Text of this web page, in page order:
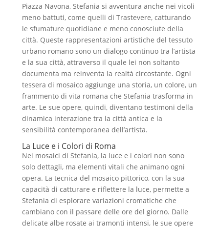
Piazza Navona, Stefania si avventura anche nei vicoli
meno battuti, come quelli di Trastevere, catturando
le sfumature quotidiane e meno conosciute della
città. Queste rappresentazioni artistiche del tessuto
urbano romano sono un dialogo continuo tra l’artista
e la sua città, attraverso il quale lei non soltanto
documenta ma reinventa la realtà circostante. Ogni
tessera di mosaico aggiunge una storia, un colore, un
frammento di vita romana che Stefania trasforma in
arte. Le sue opere, quindi, diventano testimoni della
dinamica interazione tra la città antica e la
sensibilità contemporanea dell’artista.
La Luce e i Colori di Roma
Nei mosaici di Stefania, la luce e i colori non sono
solo dettagli, ma elementi vitali che animano ogni
opera. La tecnica del mosaico pittorico, con la sua
capacità di catturare e riflettere la luce, permette a
Stefania di esplorare variazioni cromatiche che
cambiano con il passare delle ore del giorno. Dalle
delicate albe rosate ai tramonti intensi, le sue opere